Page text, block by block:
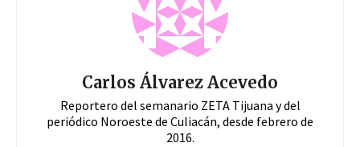
Carlos Álvarez Acevedo
Reportero del semanario ZETA Tijuana y del
periódico Noroeste de Culiacán, desde febrero de
2016.